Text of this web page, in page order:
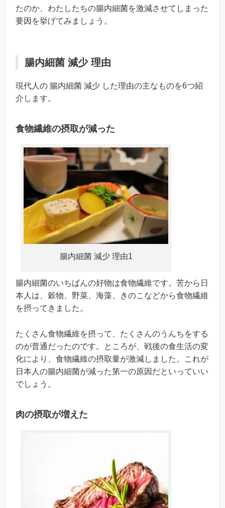
たのか、わたしたちの腸内細菌を激減させてしまった
要因を挙げてみましょう。
腸内細菌 減少 理由
現代人の 腸内細菌 減少 した理由の主なものを6つ紹
介します。
食物繊維の摂取が減った
腸内細菌 減少 理由1
腸内細菌のいちばんの好物は食物繊維です。苦から日
本人は、穀物、野菜、海藻、きのこなどから食物繊維
を摂ってきました。
たくさん食物繊維を摂って、たくさんのうんちをする
のが普通だったのです。ところが、戦後の食生活の変
化により、食物繊維の摂取量が激減しました。これが
日本人の腸内細菌が減った第一の原因だといっていい
でしょう。
肉の摂取が増えた